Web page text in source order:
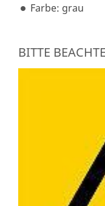
Farbe: grau
BITTE